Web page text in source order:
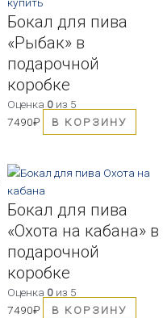
Бокал для пива
«Рыбак» в
подарочной
коробке
Оценка 0из 5
7490₽ В КОРЗИНУ
Бокал для пива
«Охота на кабана» в
подарочной
коробке
Оценка 0из 5
7490₽ В КОРЗИНУ